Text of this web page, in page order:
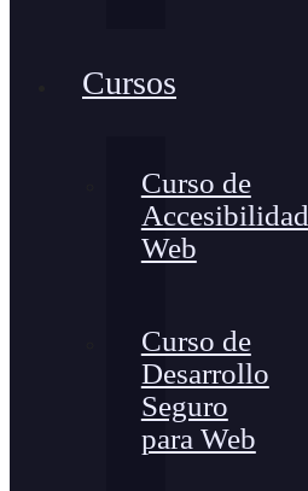
Cursos
Curso de
Accesibilidad
Web
Curso de
Desarrollo
Seguro
para Web